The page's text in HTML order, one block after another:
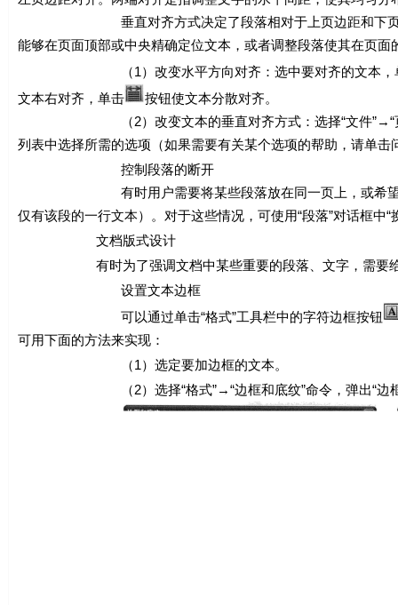
垂直对齐方式决定了段落相对于上页边距和下页边距
能够在页面顶部或中央精确定位文本，或者调整段落使其在页面
（1）改变水平方向对齐：选中要对齐的文本，
文本右对齐，单击
按钮使文本分散对齐。
（2）改变文本的垂直对齐方式：选择“文件”→“页面设
列表中选择所需的选项（如果需要有关某个选项的帮助，请单击
控制段落的断开
有时用户需要将某些段落放在同一页上，或希望在段
仅有该段的一行文本）。对于这些情况，可使用“段落”对话框中
文档版式设计
有时为了强调文档中某些重要的段落、文字，需要给这
设置文本边框
可以通过单击“格式”工具栏中的字符边框按钮
可用下面的方法来实现：
（1）选定要加边框的文本。
（2）选择“格式”→“边框和底纹”命令，弹出“边框和底